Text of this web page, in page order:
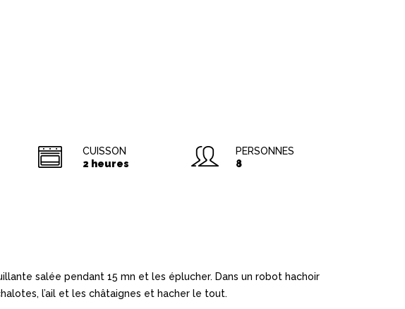
CUISSON
2 heures
PERSONNES
8
salée pendant 15 mn et les éplucher. Dans un robot hachoir
l’ail et les châtaignes et hacher le tout.